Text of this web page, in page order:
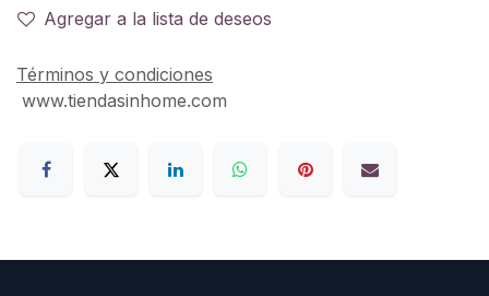
Agregar a la lista de deseos
Términos y condiciones
www.tiendasinhome.com